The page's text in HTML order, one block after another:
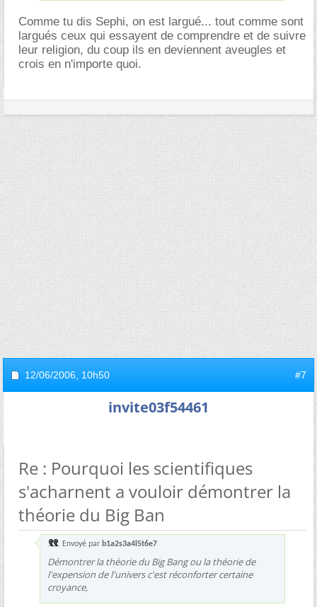
Comme tu dis Sephi, on est largué... tout comme sont
largués ceux qui essayent de comprendre et de suivre
leur religion, du coup ils en deviennent aveugles et
crois en n'importe quoi.
12/06/2006, 10h50 #7
invite03f54461
Re : Pourquoi les scientifiques
s'acharnent a vouloir démontrer la
théorie du Big Ban
Envoyé par b1a2s3a4l5t6e7
Démontrer la théorie du Big Bang ou la théorie de
l'expension de l'univers c'est réconforter certaine
croyance,